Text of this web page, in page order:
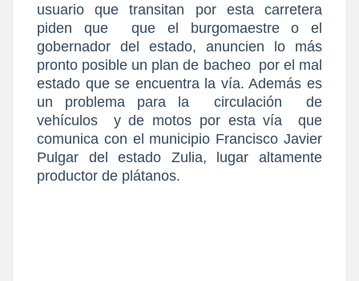
usuario que transitan por esta carretera
piden que
que el burgomaestre o el
gobernador del estado, anuncien lo más
pronto posible un plan de bacheo por el mal
estado que se encuentra la vía. Además es
un problema para la
circulación
de
vehículos
y de motos por esta vía
que
comunica con el municipio Francisco Javier
Pulgar del estado Zulia, lugar altamente
productor de plátanos.